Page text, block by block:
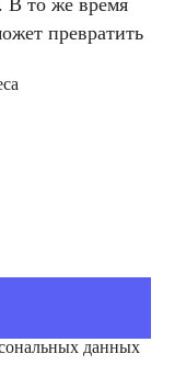
В то же время
превратить
данных